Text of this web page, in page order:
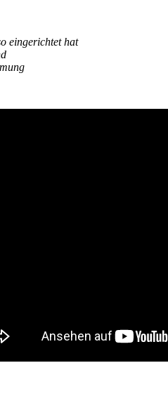
eingerichtet hat